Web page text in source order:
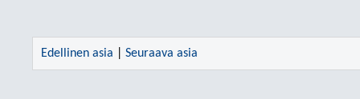
Edellinen asia Seuraava asia